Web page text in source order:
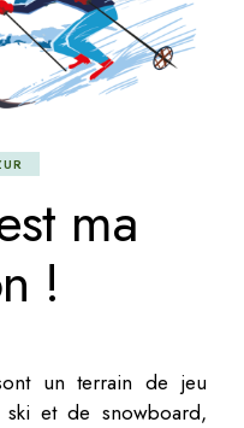
ma
!
un terrain de jeu
et de snowboard,